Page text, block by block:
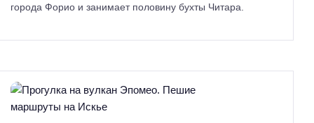
города Форио и занимает половину бухты Читара.